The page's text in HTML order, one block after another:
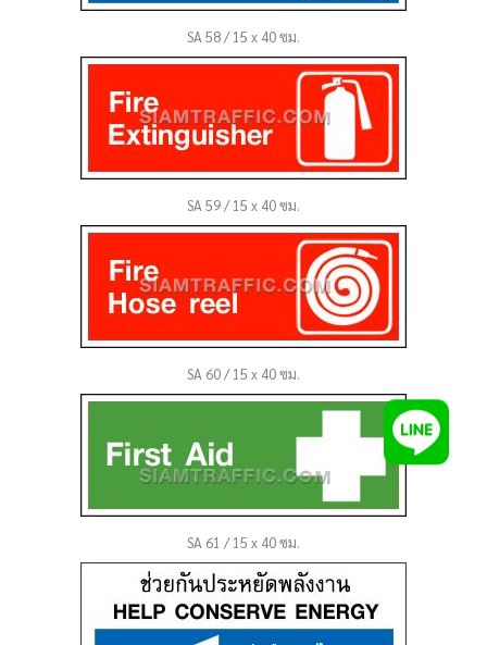
SA 58 / 15 x 40 ซม.
SA 59 / 15 x 40 ซม.
SA 60 / 15 x 40 ซม.
SA 61 / 15 x 40 ซม.